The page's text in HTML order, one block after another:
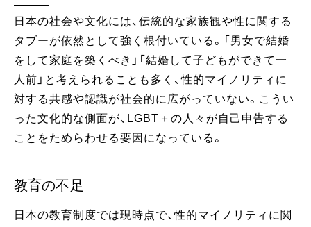
日本の社会や文化には、伝統的な家族観や性に関する
タブーが依然として強く根付いている。「男女で結婚
をして家庭を築くべき」「結婚して子どもができて一
人前」と考えられることも多く、性的マイノリティに
対する共感や認識が社会的に広がっていない。こうい
った文化的な側面が、LGBT＋の人々が自己申告する
ことをためらわせる要因になっている。
教育の不足
日本の教育制度では現時点で、性的マイノリティに関